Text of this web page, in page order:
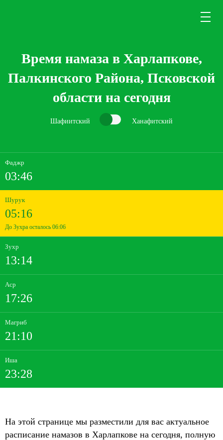
Время намаза в Харлапкове,
Палкинского Района, Псковской
области на сегодня
Шафиитский Ханафитский
Фаджр
03:46
Шурук
05:16
До Зухра осталось 06:06
Зухр
13:14
Аср
17:26
Магриб
21:10
Иша
23:28
На этой странице мы разместили для вас актуальное
расписание намазов в Харлапкове на сегодня, полную